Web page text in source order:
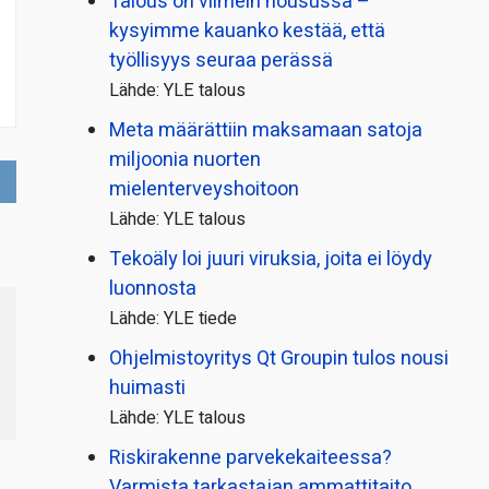
kysyimme kauanko kestää, että
työllisyys seuraa perässä
Lähde: YLE talous
Meta määrättiin maksamaan satoja
miljoonia nuorten
mielenterveyshoitoon
Lähde: YLE talous
Tekoäly loi juuri viruksia, joita ei löydy
luonnosta
Lähde: YLE tiede
Ohjelmistoyritys Qt Groupin tulos nousi
huimasti
Lähde: YLE talous
Riskirakenne parvekekaiteessa?